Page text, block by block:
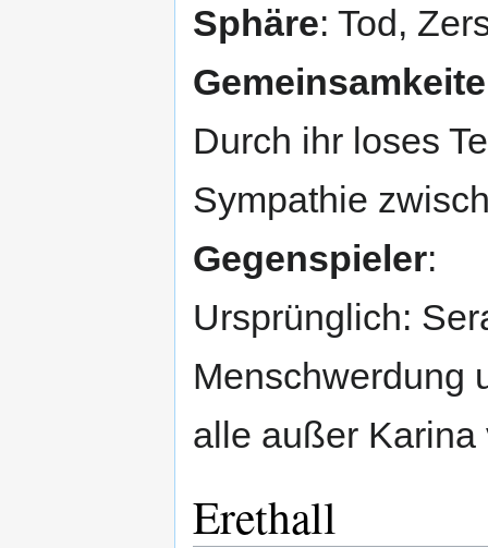
Sphäre: Tod,
Durch ihr loses
Sympathie
Gegenspieler:
Ursprünglich:
Menschwerdung
alle außer Karina
Erethall